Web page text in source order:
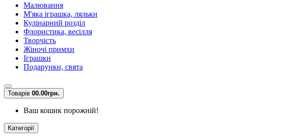
Малювання
М'яка іграшка, ляльки
Кулінарний розділ
Флористика, весілля
Творчість
Жіночі примхи
Іграшки
Подарунки, свята
Товарів 00.00грн.
Ваш кошик порожній!
Категорії